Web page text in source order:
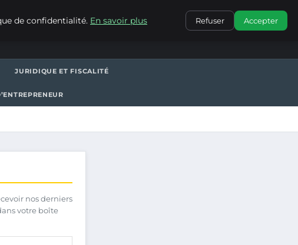
CONTACT
JURIDIQUE ET FISCALITÉ
nos derniers
votre boîte
de confidentialité. En savoir plus Refuser Accepter